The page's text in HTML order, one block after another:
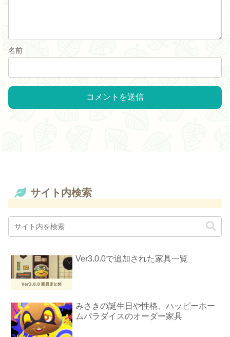
名前
サイト内検索
Ver3.0.0で追加された家具一覧
みさきの誕生日や性格、ハッピーホー
ムパラダイスのオーダー家具